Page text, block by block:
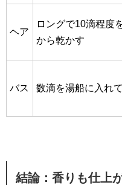
ヘア
ロングで10滴程度
から乾かす
バス 数滴を湯船に入れ
結論：香りも仕上